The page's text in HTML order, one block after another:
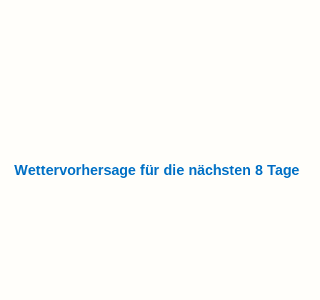
Wettervorhersage für die nächsten 8 Tage